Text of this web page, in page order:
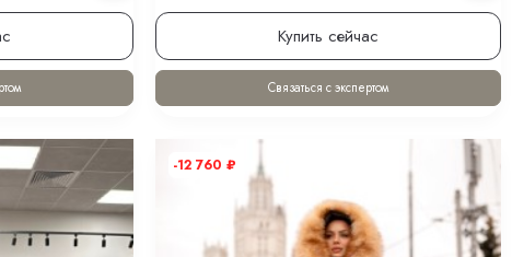
Купить сейчас
Связаться с экспертом
-12 760 ₽